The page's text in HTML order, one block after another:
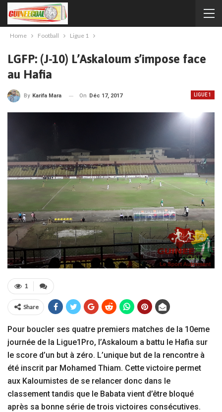
Home Football Ligue 1
LGFP: (J-10) L’Askaloum s’impose face
au Hafia
LIGUE 1
By Karifa Mara On Déc 17, 2017
1
Share
Pour boucler ses quatre premiers matches de la 10eme
journée de la Ligue1Pro, l’Askaloum a battu le Hafia sur
le score d’un but à zéro. L’unique but de la rencontre à
été inscrit par Mohamed Thiam. Cette victoire permet
aux Kaloumistes de se relancer donc dans le
classement tandis que le Babata vient d’être bloqué
après sa bonne série de trois victoires consécutives.